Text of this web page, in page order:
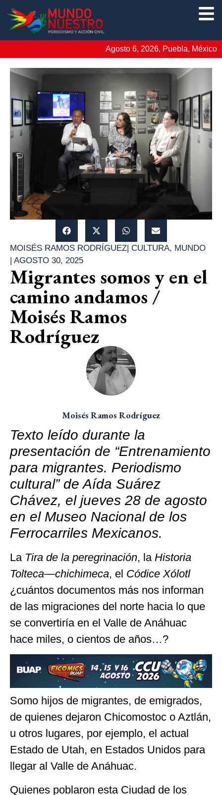
Agosto 6, 2026, Puebla, México
MOISÉS RAMOS RODRÍGUEZ| CULTURA, MUNDO
| AGOSTO 30, 2025
Migrantes somos y en el
camino andamos /
Moisés Ramos
Rodríguez
Moisés Ramos Rodríguez
Texto leído durante la
presentación de “Entrenamiento
para migrantes. Periodismo
cultural” de Aída Suárez
Chávez, el jueves 28 de agosto
en el Museo Nacional de los
Ferrocarriles Mexicanos.
La Tira de la peregrinación, la Historia
Tolteca—chichimeca, el Códice Xólotl
¿cuántos documentos más nos informan
de las migraciones del norte hacia lo que
se convertiría en el Valle de Anáhuac
hace miles, o cientos de años…?
Somo hijos de migrantes, de emigrados,
de quienes dejaron Chicomostoc o Aztlán,
u otros lugares, por ejemplo, el actual
Estado de Utah, en Estados Unidos para
llegar al Valle de Anáhuac.
Quienes poblaron esta Ciudad de los